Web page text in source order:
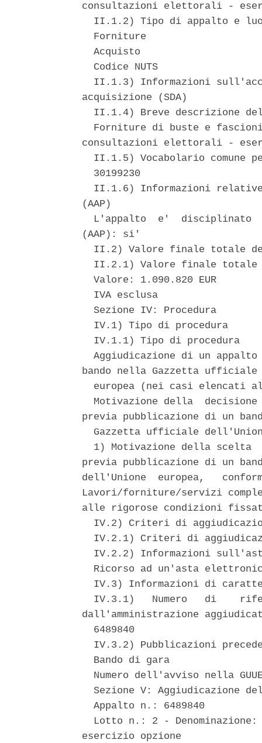
consultazioni elettorali -
II.1.2) Tipo di appalto e
  Forniture
  Acquisto
  Codice NUTS
II.1.3) Informazioni
acquisizione (SDA)
II.1.4) Breve descrizione
Forniture di buste e
consultazioni elettorali -
II.1.5) Vocabolario comune
  30199230
II.1.6) Informazioni
(AAP)
L'appalto  e'  disciplinato
(AAP): si'
II.2) Valore finale totale
II.2.1) Valore finale
  Valore: 1.090.820 EUR
  IVA esclusa
  Sezione IV: Procedura
  IV.1) Tipo di procedura
  IV.1.1) Tipo di procedura
Aggiudicazione di un
bando nella Gazzetta
europea (nei casi elencati
Motivazione della
previa pubblicazione di un
Gazzetta ufficiale
1) Motivazione della scelta
previa pubblicazione di un
dell'Unione  europea,
Lavori/forniture/servizi
alle rigorose condizioni
IV.2) Criteri di
IV.2.1) Criteri di
IV.2.2) Informazioni
Ricorso ad un'asta
IV.3) Informazioni di
IV.3.1)   Numero   di
dall'amministrazione
  6489840
IV.3.2) Pubblicazioni
  Bando di gara
Numero dell'avviso nella
Sezione V: Aggiudicazione
  Appalto n.: 6489840
Lotto n.: 2 -
esercizio opzione